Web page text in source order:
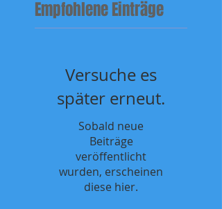
Empfohlene Einträge
Versuche es
später erneut.
Sobald neue
Beiträge
veröffentlicht
wurden, erscheinen
diese hier.